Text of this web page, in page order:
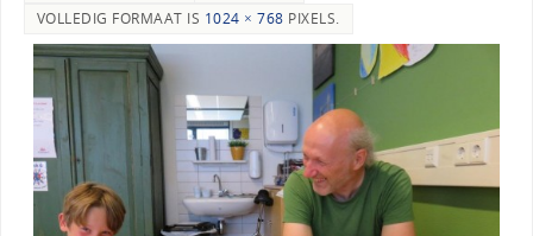
VOLLEDIG FORMAAT IS 1024 × 768 PIXELS.